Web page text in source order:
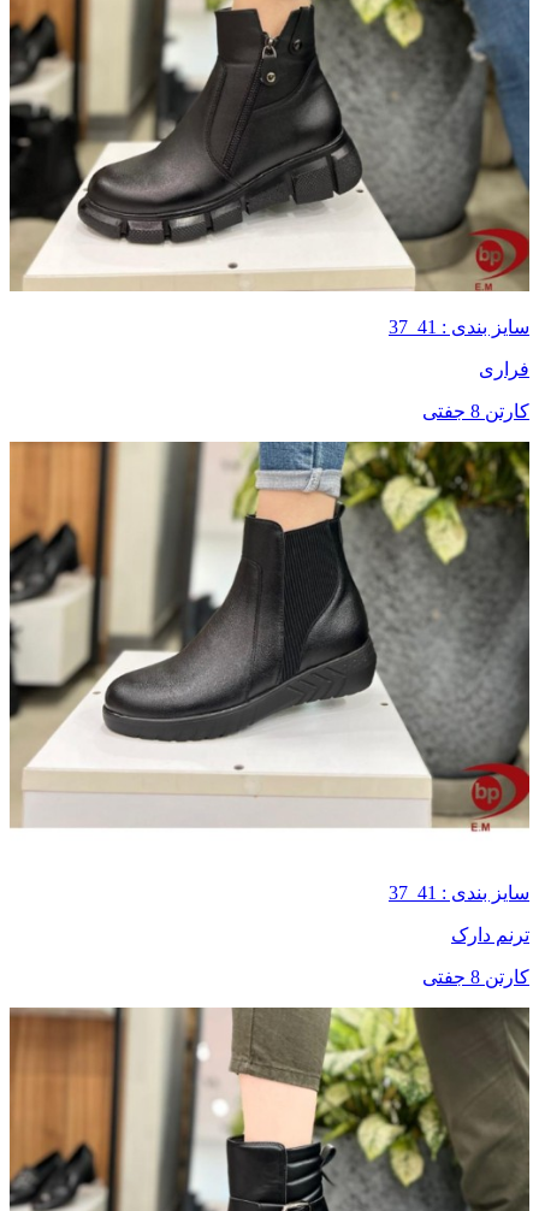
سایز بندی : 41_37
فراری
کارتن 8 جفتی
سایز بندی : 41_37
ترنم دارک
کارتن 8 جفتی